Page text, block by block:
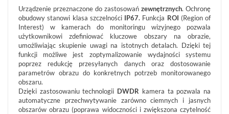
CCTV
(17)
ZESTAWY
IP
(1)
POKAŻ
WSZYSTKO
SYSTEMY
ALARMOWE
Urządzenie przeznaczone do zastosowań zewnętrznych. Ochronę
obudowy stanowi klasa szczelności IP67. Funkcja ROI (Region of
Interest) w kamerach do monitoringu wizyjnego pozwala
użytkownikowi zdefiniować kluczowe obszary na obrazie,
umożliwiając skupienie uwagi na istotnych detalach. Dzięki tej
funkcji możliwe jest zoptymalizowanie wydajności systemu
poprzez redukcję przesyłanych danych oraz dostosowanie
parametrów obrazu do konkretnych potrzeb monitorowanego
obszaru.
Dzięki zastosowaniu technologii DWDR kamera ta pozwala na
automatyczne przechwytywanie zarówno ciemnych i jasnych
obszarów obrazu (poprawa widoczności i zwiększona czytelność